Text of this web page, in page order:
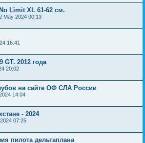
Limit XL 61-62 см.
May 2024 00:13
16:41
GT. 2012 года
20:02
на сайте ОФ СЛА России
14:04
- 2024
07:25
пилота дельтаплана